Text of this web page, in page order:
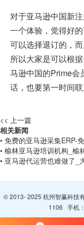
对于亚马逊中国新
一个体验，觉得好
可以选择退订的，
所以大家是可以根
马逊中国的Prime会
话，也要第一时间联
<< 上一篇
相关新闻
• 免费的亚马逊采集ERP-
• 榆林亚马逊培训机构_榆
• 亚马逊代运营也难做了_
© 2013- 2025 杭州智赢科技
1106 手机：